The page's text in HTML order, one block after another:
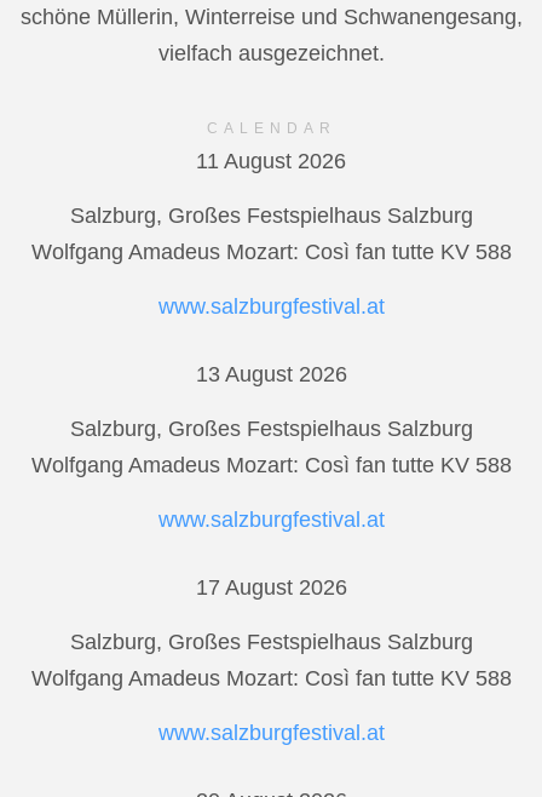
schöne Müllerin, Winterreise und Schwanengesang,
vielfach ausgezeichnet.
CALENDAR
11 August 2026
Salzburg, Großes Festspielhaus Salzburg
Wolfgang Amadeus Mozart: Così fan tutte KV 588
www.salzburgfestival.at
13 August 2026
Salzburg, Großes Festspielhaus Salzburg
Wolfgang Amadeus Mozart: Così fan tutte KV 588
www.salzburgfestival.at
17 August 2026
Salzburg, Großes Festspielhaus Salzburg
Wolfgang Amadeus Mozart: Così fan tutte KV 588
www.salzburgfestival.at